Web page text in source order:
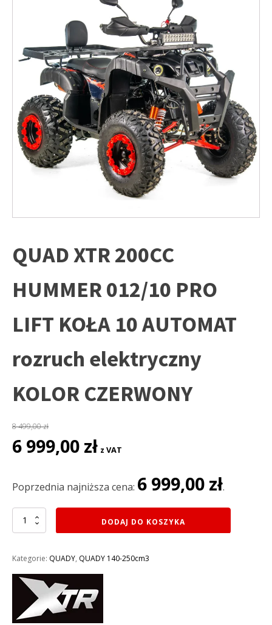
QUAD XTR 200CC
HUMMER 012/10 PRO
LIFT KOŁA 10 AUTOMAT
rozruch elektryczny
KOLOR CZERWONY
8 499,00zł
Pierwotna
cena
8
6 999,00 zł cena
6
z VAT
Poprzednia najniższa cena: 6 999,00 zł.
ilość
QUAD
HUMMER
012/10
PRO
KOŁA
10
DODAJ DO KOSZYKA
Kategorie: QUADY, QUADY 140-250cm3